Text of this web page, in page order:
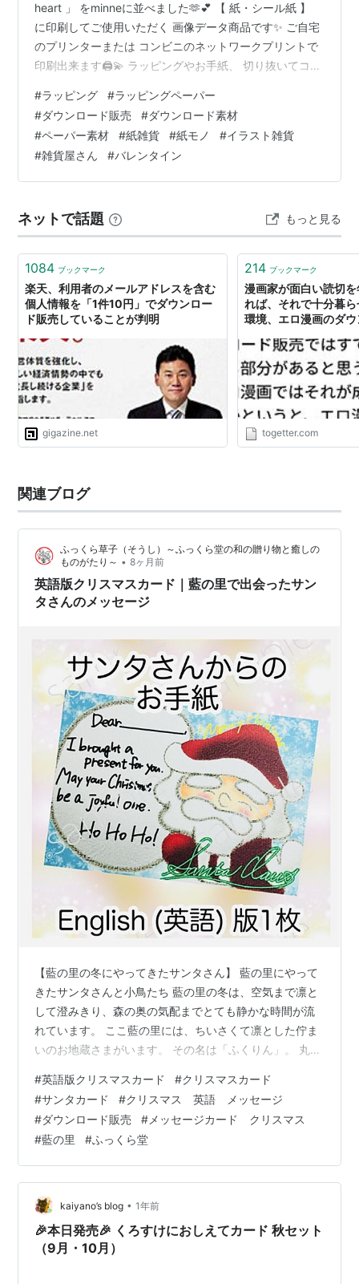
heart 」 をminneに並べました🫶💕 【 紙・シール紙 】
に印刷してご使用いただく 画像データ商品です✨ ご自宅
のプリンターまたは コンビニのネットワークプリントで
印刷出来ます🖨️💫 ラッピングやお手紙、 切り抜いてコラ
レンタインやホワイトデー、 卒園卒業シーズンのギフト
ラッピングや メッセージカードなどにもどうぞ😊♡ ●
minne ペーパー素材一覧ページ
https://minne.com/@heaven?category_id=325
https://www.ins…
#ラッピング #ラッピングペーパー
#ダウンロード販売 #ダウンロード素材
#ペーパー素材 #紙雑貨 #紙モノ #イラスト雑貨
#雑貨屋さん #バレンタイン
ネットで話題 もっと見る
1084 ブックマーク
楽天、利用者のメールアドレスを含む
個人情報を「1件10円」でダウンロー
ド販売していることが判明
gigazine.net
214 ブックマーク
漫画家が面白い読切
れば、それで十分暮
環境、エロ漫画のダ
うけど、なぜエロ漫
立っているかという
その読切一本に何百
う人が何万人も既に
と思う。
togetter.com
関連ブログ
ふっくら草子（そうし）～ふっくら堂の和の贈り物と癒しの
ものがたり～ • 8ヶ月前
英語版クリスマスカード｜藍の里で出会ったサン
タさんのメッセージ
【藍の里の冬にやってきたサンタさん】 藍の里にやって
きたサンタさんと小鳥たち 藍の里の冬は、空気まで凛と
して澄みきり、森の奥の気配までとても静かな時間が流
れています。 ここ藍の里には、ちいさくて凛とした佇ま
いのお地蔵さまがいます。 その名は「ふくりん」。 丸い
です。 ふくりんは、いつも藍の里の子どもたちを見守り
ながら、 今日もふっくら畑の前で、雪の気配をそっと感
じていました。 そこへ―― ぱたぱたぱたっ、と小鳥の子
どもたちが少し慌てた様子でふくりんのところへ飛んで
きました。 「ふくりんさま〜っ、見てくださいっ！あの
ねあのね、わたしたち……サンタ…
#英語版クリスマスカード #クリスマスカード
#サンタカード #クリスマス 英語 メッセージ
#ダウンロード販売 #メッセージカード クリスマス
#藍の里 #ふっくら堂
kaiyano’s blog • 1年前
🎉本日発売🎉 くろすけにおしえてカード 秋セット
（9月・10月）